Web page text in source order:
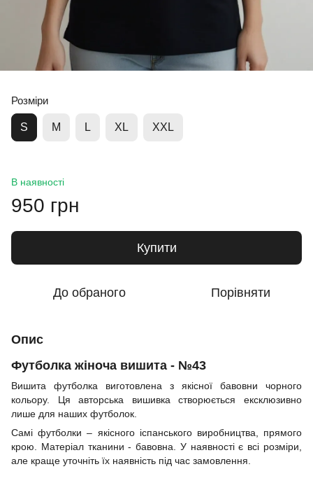
Розміри
S M L XL XXL
В наявності
950 грн
Купити
До обраного Порівняти
Опис
Футболка жіноча вишита - №43
Вишита футболка виготовлена з якісної бавовни чорного
кольору. Ця авторська вишивка створюється ексклюзивно
лише для наших футболок.
Самі футболки – якісного іспанського виробництва, прямого
крою. Матеріал тканини - бавовна. У наявності є всі розміри,
але краще уточніть їх наявність під час замовлення.